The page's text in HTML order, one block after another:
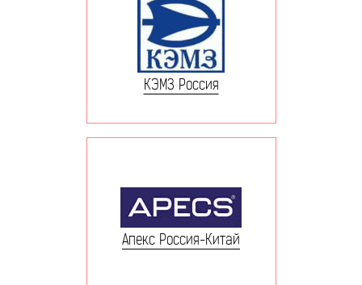
КЭМЗ Россия
Апекс Россия-Китай